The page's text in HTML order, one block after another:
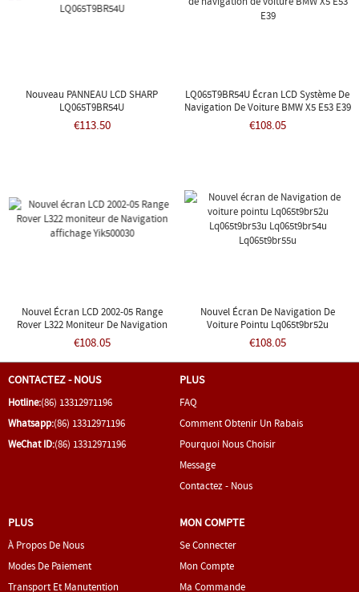
Nouveau PANNEAU LCD SHARP
LQ065T9BR54U
€113.50
LQ065T9BR54U Écran LCD Système De
Navigation De Voiture BMW X5 E53 E39
€108.05
Nouvel Écran LCD 2002-05 Range
Rover L322 Moniteur De Navigation
Affichage Yik500030
€108.05
Nouvel Écran De Navigation De
Voiture Pointu Lq065t9br52u
Lq065t9br53u Lq065t9br54u
Lq065t9br55u
€108.05
CONTACTEZ - NOUS
Hotline:(86) 13312971196
Whatsapp:(86) 13312971196
WeChat ID:(86) 13312971196
PLUS
FAQ
Comment Obtenir Un Rabais
Pourquoi Nous Choisir
Message
Contactez - Nous
PLUS
À Propos De Nous
Modes De Paiement
Transport Et Manutention
MON COMPTE
Se Connecter
Mon Compte
Ma Commande